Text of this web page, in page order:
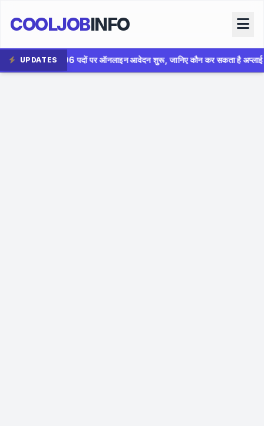
COOLJOBINFO
UPDATES
ऑनलाइन आवेदन शुरू, जानिए कौन कर सकता है अप्लाई ✦ AIIMS